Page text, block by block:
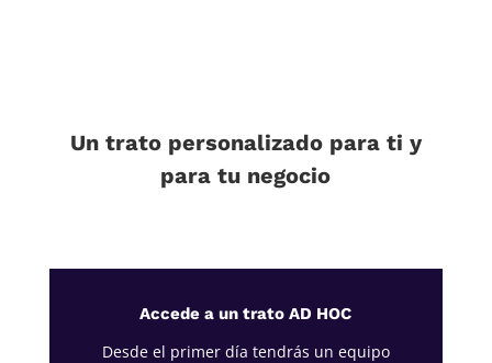
Un trato personalizado para ti y
para tu negocio
Accede a un trato AD HOC
Desde el primer día tendrás un equipo